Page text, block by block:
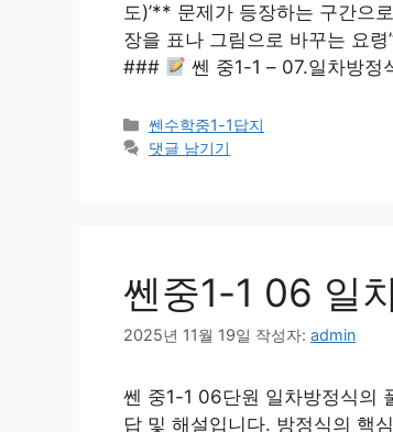
도)’** 문제가 등장하는 구간으
장을 표나 그림으로 바꾸는 요
###
쎈 중1-1 – 07.일차방정
카
테
쎈수학중1-1답지
댓글 남기기
쎈중1-1 06 일
2025년 11월 19일 작성자: admin
쎈 중1-1 06단원 일차방정식의
답 및 해설입니다. 방정식의 핵